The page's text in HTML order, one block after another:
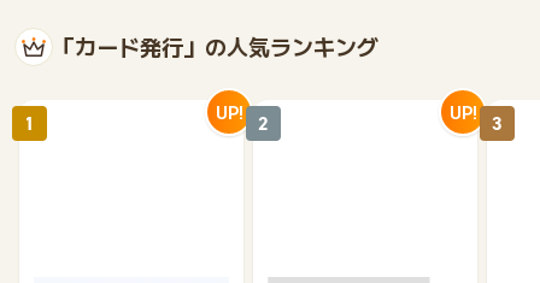
「カード発行」の人気ランキング
1 UP! 2 UP! 3